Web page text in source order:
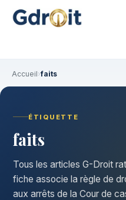
Accueil›faits
ÉTIQUETTE
faits
Tous les articles G-Droit
fiche associe la règle de
aux arrêts de la Cour de